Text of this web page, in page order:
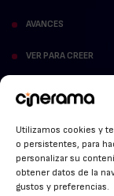
Utilizamos cookies y
o persistentes, para
personalizar su
obtener datos de la
gustos y preferencias.
AVANCES
VER PARA CREER
ALFOMBRA ROJA
ANUNCIOS DE CINE